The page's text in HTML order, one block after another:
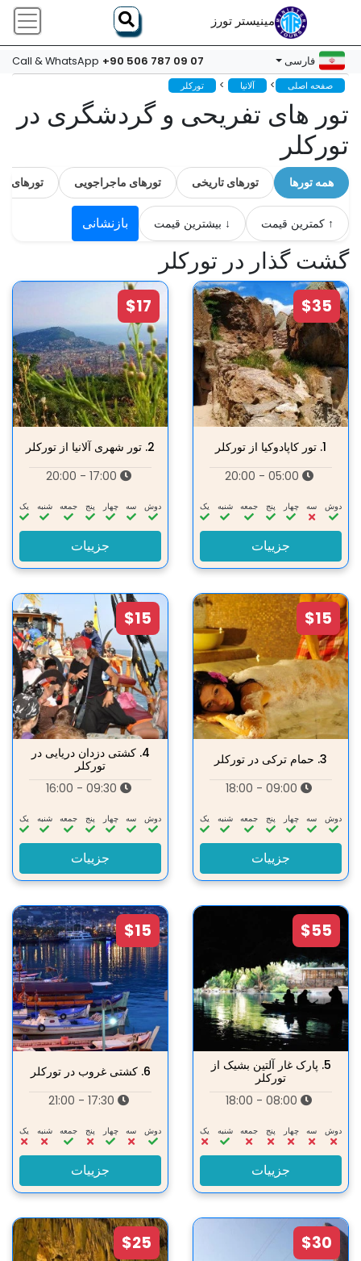
مینیستر تورز
فارسی Call & WhatsApp +90 506 787 09 07
صفحه اصلی > آلانیا > تورکلر
تور های تفریحی و گردشگری در
تورکلر
همه تورها تورهای تاریخی تورهای ماجراجویی تورهای
↑ کمترین قیمت ↓ بیشترین قیمت بازنشانی
گشت گذار در تورکلر
$35
1. تور کاپادوکیا از تورکلر
دوش سه‌ چهار پنج جمعه شنبه یک
جزییات
$17
2. تور شهری آلانیا از تورکلر
دوش سه‌ چهار پنج جمعه شنبه یک
جزییات
$15
3. حمام ترکی در تورکلر
دوش سه‌ چهار پنج جمعه شنبه یک
جزییات
$15
4. کشتی دزدان دریایی در
تورکلر
دوش سه‌ چهار پنج جمعه شنبه یک
جزییات
$55
5. پارک غار آلتین بشیک از
تورکلر
دوش سه‌ چهار پنج جمعه شنبه یک
جزییات
$15
6. کشتی غروب در تورکلر
دوش سه‌ چهار پنج جمعه شنبه یک
جزییات
$30
$25